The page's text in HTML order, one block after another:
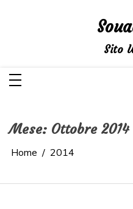
Sito
Mese: Ottobre 2014
Home 2014